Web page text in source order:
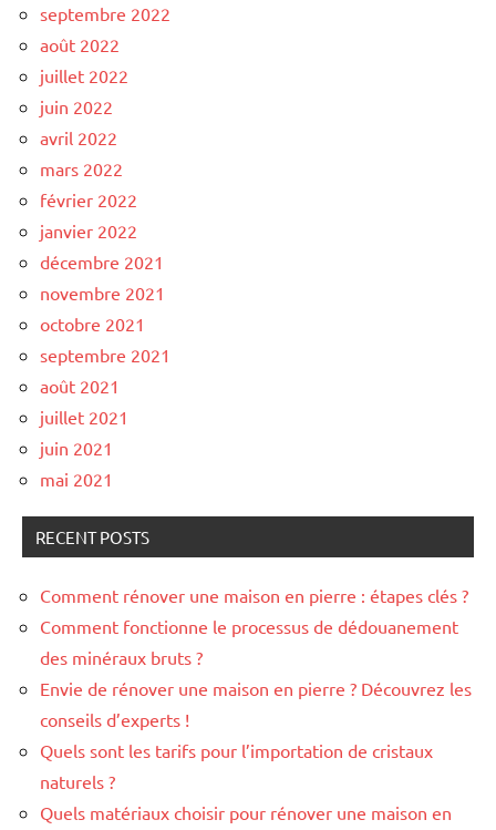
septembre 2022
août 2022
juillet 2022
juin 2022
avril 2022
mars 2022
février 2022
janvier 2022
décembre 2021
novembre 2021
octobre 2021
septembre 2021
août 2021
juillet 2021
juin 2021
mai 2021
RECENT POSTS
Comment rénover une maison en pierre : étapes clés ?
Comment fonctionne le processus de dédouanement
des minéraux bruts ?
Envie de rénover une maison en pierre ? Découvrez les
conseils d’experts !
Quels sont les tarifs pour l’importation de cristaux
naturels ?
Quels matériaux choisir pour rénover une maison en